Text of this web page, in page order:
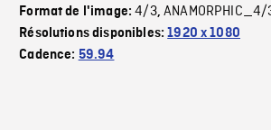
Format de l'image:4/3,ANAMORPHIC_4/
Résolutions disponibles:1920 x 1080
Cadence: 59.94